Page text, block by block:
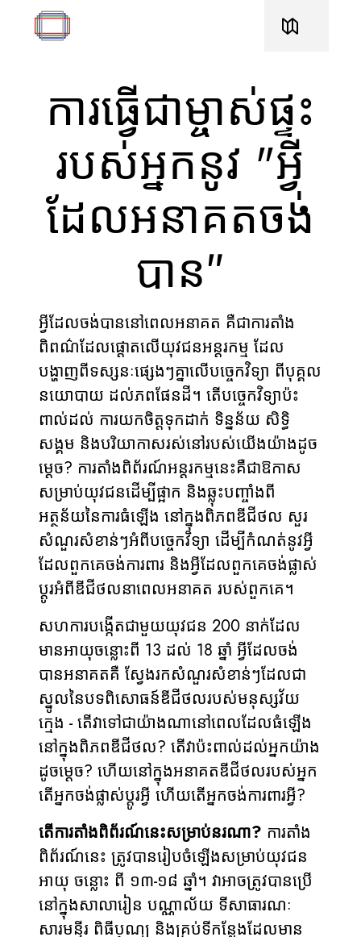
ការធ្វើជាម្ចាស់ផ្ទះ
របស់អ្នកនូវ "អ្វី
ដែលអនាគតចង់
បាន″
អ្វីដែលចង់បាននៅពេលអនាគត គឺជាការតាំង
ពិពណ៌ដែលផ្ដោតលើយុវជនអន្តរកម្ម ដែល
បង្ហាញពីទស្សនៈផ្សេងៗគ្នាលើបច្ចេកវិទ្យា ពីបុគ្គល
នយោបាយ ដល់ភពផែនដី។ តើបច្ចេកវិទ្យាប៉ះ
ពាល់ដល់ ការយកចិត្តទុកដាក់ ទិន្នន័យ សិទ្ធិ​
សង្គម និងបរិយាកាសរស់នៅរបស់យើងយ៉ាងដូច
ម្ដេច? ការតាំងពិព័រណ៍អន្តរកម្មនេះគឺជាឱកាស
សម្រាប់យុវជនដើម្បីផ្អាក និងឆ្លុះបញ្ចាំងពី
អត្ថន័យនៃការធំឡើង នៅក្នុងពិភពឌីជីថល សួរ
សំណួរសំខាន់ៗអំពីបច្ចេកវិទ្យា ដើម្បីកំណត់នូវអ្វី
ដែលពួកគេចង់ការពារ និងអ្វីដែលពួកគេចង់ផ្លាស់
ប្តូរអំពីឌីជីថលនាពេលអនាគត របស់ពួកគេ។
សហការបង្កើតជាមួយយុវជន 200 នាក់ដែល
មានអាយុចន្លោះពី 13 ដល់ 18 ឆ្នាំ អ្វីដែលចង់
បានអនាគតគឺ ស្វែងរកសំណួរសំខាន់ៗដែលជា
ស្នូលនៃបទពិសោធន៍ឌីជីថលរបស់មនុស្សវ័យ
ក្មេង - តើវាទៅជាយ៉ាងណានៅពេលដែលធំឡើង
នៅក្នុងពិភពឌីជីថល? តើវាប៉ះពាល់ដល់អ្នកយ៉ាង
ដូចម្តេច? ហើយនៅក្នុងអនាគតឌីជីថលរបស់អ្នក
តើអ្នកចង់ផ្លាស់ប្តូរអ្វី ហើយតើអ្នកចង់ការពារអ្វី?
តើការតាំងពិព័រណ៍នេះសម្រាប់នរណា? ការតាំង
ពិព័រណ៍នេះ ត្រូវបានរៀបចំឡើងសម្រាប់យុវជន
អាយុ ចន្លោះ ពី ១៣-១៨ ឆ្នាំ។ វាអាចត្រូវបានប្រើ
នៅក្នុងសាលារៀន បណ្ណាល័យ ទីសាធារណៈ
សារមន្ទីរ ពិធីបុណ្យ និងគ្រប់ទីកន្លែងដែលមាន